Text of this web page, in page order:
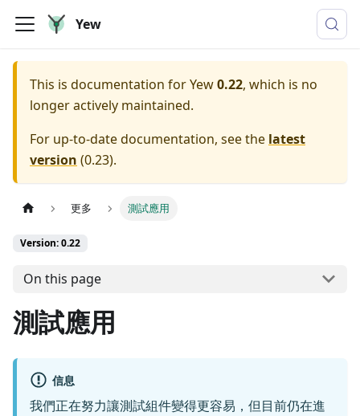
Yew
This is documentation forYew0.22, which is no
longer actively maintained.
For up-to-date documentation, see the latest
version (0.23).
更多 測試應用
Version: 0.22
On this page
測試應用
信息
我們正在努力讓測試組件變得更容易，但目前仍在進